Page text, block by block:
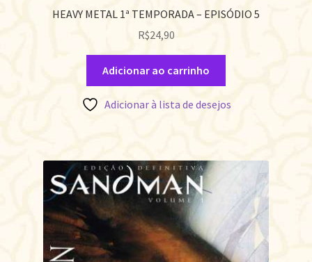
HEAVY METAL 1ª TEMPORADA – EPISÓDIO 5
R$24,90
Adicionar ao carrinho
Adicionar à lista de desejos